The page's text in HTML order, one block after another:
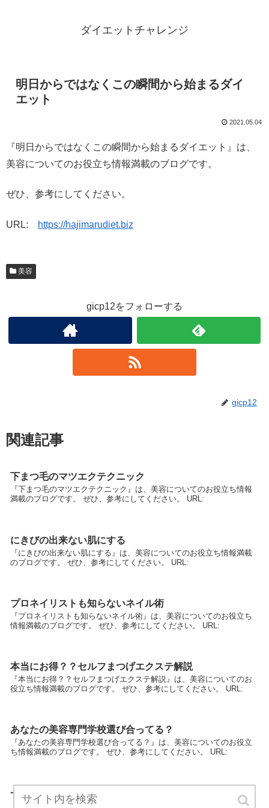
ダイエットチャレンジ
明日からではなくこの瞬間から始まるダイ
エット
2021.05.04
『明日からではなくこの瞬間から始まるダイエット』は、
美容についてのお役立ち情報満載のブログです。
ぜひ、参考にしてください。
URL: https://hajimarudiet.biz
美容
gicp12をフォローする
gicp12
関連記事
下まつ毛のマツエクテクニック
『下まつ毛のマツエクテクニック』は、美容についてのお役立ち情報
満載のブログです。 ぜひ、参考にしてください。 URL:
にきびの出来ない肌にする
『にきびの出来ない肌にする』は、美容についてのお役立ち情報満載
のブログです。 ぜひ、参考にしてください。 URL:
プロネイリストも知らないネイル術
『プロネイリストも知らないネイル術』は、美容についてのお役立ち
情報満載のブログです。 ぜひ、参考にしてください。 URL:
本当にお得？？セルフまつげエクステ解説
『本当にお得？？セルフまつげエクステ解説』は、美容についてのお
役立ち情報満載のブログです。 ぜひ、参考にしてください。 URL:
あなたの美容専門学校選び合ってる？
『あなたの美容専門学校選び合ってる？』は、美容についてのお役立
ち情報満載のブログです。 ぜひ、参考にしてください。 URL:
一生食べるに困らない美容資格は？
『一生食べるに困らない美容資格は？』は、美容についてのお役立ち